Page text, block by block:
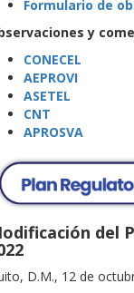
Formulario de
y
CONECEL
AEPROVI
ASETEL
CNT
APROSVA
del
D.M., 12 de